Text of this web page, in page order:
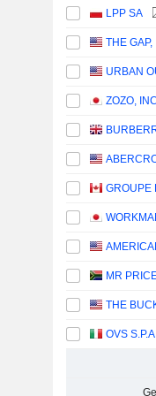
LPP SA
THE GAP,
URBAN
ZOZO,
GROUPE
MR
THE
OVS